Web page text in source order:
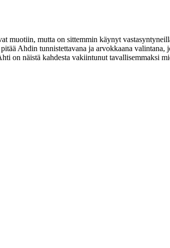
muotiin, mutta on sittemmin käynyt
Ahdin tunnistettavana ja arvokkaana valintana,
on näistä kahdesta vakiintunut tavallisemmaksi